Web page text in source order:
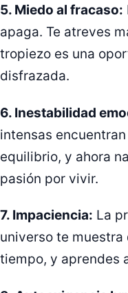
5. Miedo al fracaso:
apaga. Te atreves
tropiezo es una
disfrazada.
6. Inestabilidad
intensas
equilibrio, y ahora
pasión por vivir.
7. Impaciencia: La
universo te muestra
tiempo, y aprendes